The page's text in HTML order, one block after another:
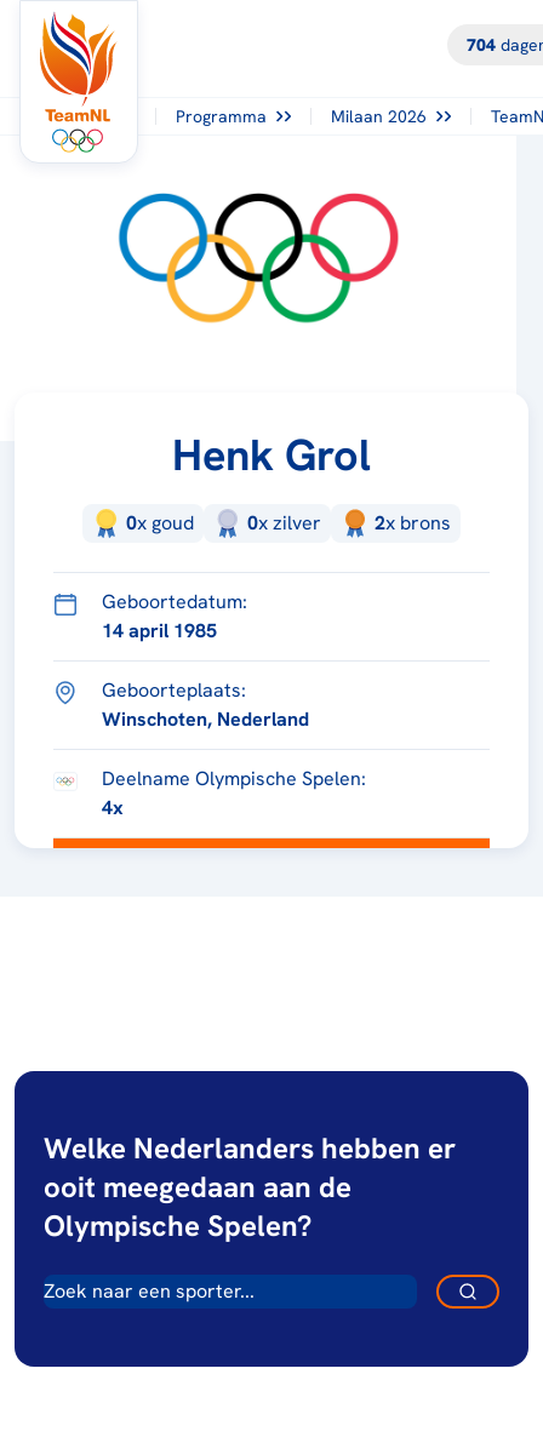
704
Programma Milaan 2026
Henk Grol
0x goud 0xzilver 2x brons
Geboortedatum:
14 april 1985
Geboorteplaats:
Winschoten, Nederland
Deelname Olympische Spelen:
4x
Welke Nederlanders hebben er
ooit meegedaan aan de
Olympische Spelen?